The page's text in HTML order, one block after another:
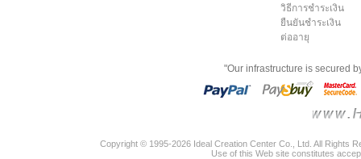
วิธีการชำระเงิน
ยืนยันชำระเงิน
ต่ออายุ
"Our infrastructure is secured
Copyright © 1995-2026 Ideal Creation Center Co., Ltd. All Rights
Use of this Web site constitutes